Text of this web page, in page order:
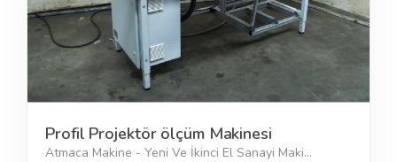
Profil Projektör ölçüm Makinesi
Atmaca Makine - Yeni Ve İkinci El Sanayi Maki...